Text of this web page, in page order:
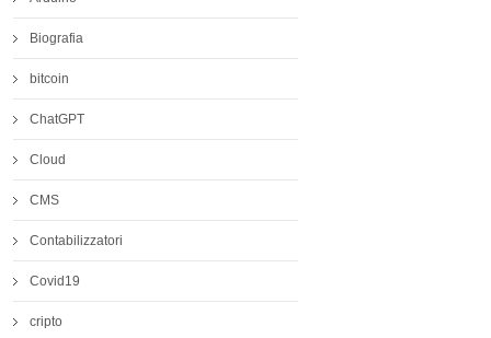
Biografia
bitcoin
ChatGPT
Cloud
CMS
Contabilizzatori
Covid19
cripto